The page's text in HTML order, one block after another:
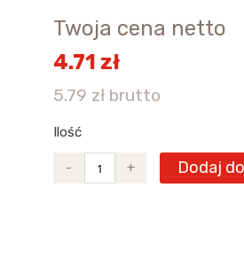
Twoja cena netto
4.71 zł
5.79 zł brutto
Ilość
- + Dodaj